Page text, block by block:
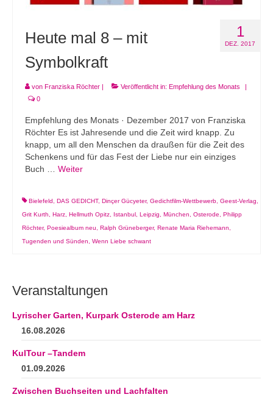
1
DEZ. 2017
Heute mal 8 – mit
Symbolkraft
von Franziska Röchter | Veröffentlicht in: Empfehlung des Monats
|
0
Empfehlung des Monats · Dezember 2017 von Franziska
Röchter Es ist Jahresende und die Zeit wird knapp. Zu
knapp, um all den Menschen da draußen für die Zeit des
Schenkens und für das Fest der Liebe nur ein einziges
Buch … Weiter
Bielefeld DAS GEDICHT, Dinçer Gücyeter, Gedichtfilm-Wettbewerb Geest-Verlag
Grit Kurth
Harz Hellmuth Opitz Istanbul Leipzig München Osterode
Philipp
Röchter, Poesiealbum neu Ralph Grüneberger, Renate Maria Riehemann
Tugenden und Sünden
Wenn Liebe schwant
Veranstaltungen
Lyrischer Garten, Kurpark Osterode am Harz
16.08.2026
KulTour –Tandem
01.09.2026
Zwischen Buchseiten und Lachfalten